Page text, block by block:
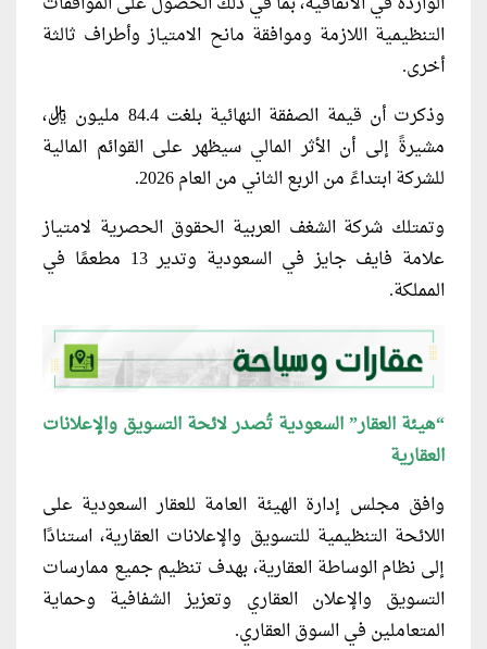
التنظيمية اللازمة وموافقة مانح الامتياز وأطراف ثالثة
أخرى.
وذكرت أن قيمة الصفقة النهائية بلغت 84.4 مليون ريال،
مشيرةً إلى أن الأثر المالي سيظهر على القوائم المالية
للشركة ابتداءً من الربع الثاني من العام 2026.
وتمتلك شركة الشغف العربية الحقوق الحصرية لامتياز
علامة فايف جايز في السعودية وتدير 13 مطعمًا في
المملكة.
“هيئة العقار” السعودية تُصدر لائحة التسويق والإعلانات
العقارية
وافق مجلس إدارة الهيئة العامة للعقار السعودية على
اللائحة التنظيمية للتسويق والإعلانات العقارية، استنادًا
إلى نظام الوساطة العقارية، بهدف تنظيم جميع ممارسات
التسويق والإعلان العقاري وتعزيز الشفافية وحماية
المتعاملين في السوق العقاري.